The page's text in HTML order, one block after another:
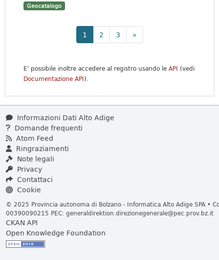
Geocatalogo
1 2 3 »
E' possibile inoltre accedere al registro usando le API (vedi
Documentazione API).
Informazioni Dati Alto Adige
Domande frequenti
Atom Feed
Ringraziamenti
Note legali
Privacy
Contattaci
Cookie
© 2025 Provincia autonoma di Bolzano - Informatica Alto Adige SPA •
00390090215 PEC: generaldirektion.direzionegenerale@pec.prov.bz.it
CKAN API
Open Knowledge Foundation